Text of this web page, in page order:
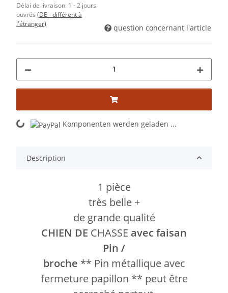
Délai de livraison: 1 - 2 jours
ouvrés (DE - différent à
l'étranger)
question concernant l'article
Loading... Komponenten werden geladen ...
Description
1 pièce
très belle +
de grande qualité
CHIEN DE CHASSE avec faisan
Pin /
broche ** Pin métallique avec
fermeture papillon ** peut être